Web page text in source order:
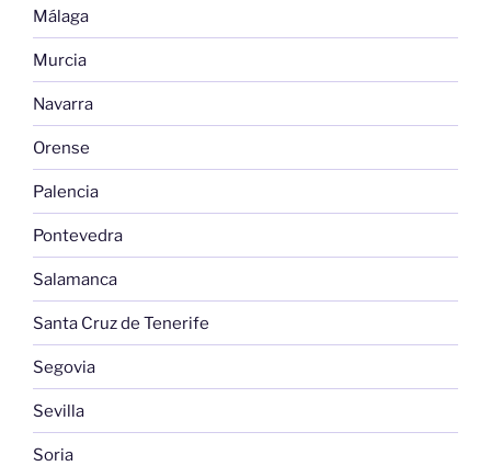
Málaga
Murcia
Navarra
Orense
Palencia
Pontevedra
Salamanca
Santa Cruz de Tenerife
Segovia
Sevilla
Soria